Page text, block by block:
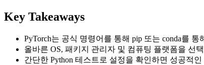
Key Takeaways
PyTorch는 공식 명령어를 통해 pip 또는 conda를
올바른 OS, 패키지 관리자 및 컴퓨팅 플랫폼을 선
간단한 Python 테스트로 설정을 확인하면 성공적